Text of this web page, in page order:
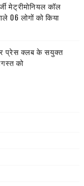
मेट्रीमोनियल कॉल
06 लोगों को किया
प्रेस क्लब के सयुक्त
को